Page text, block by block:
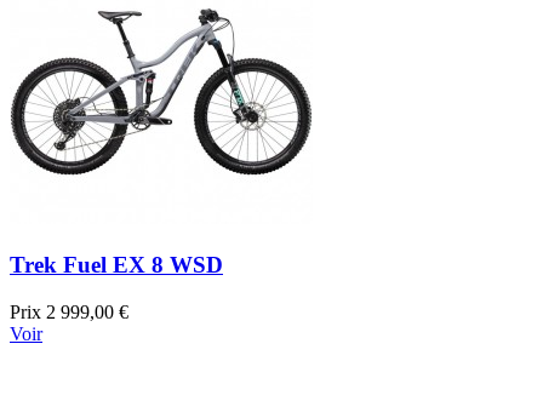
Trek Fuel EX 8 WSD
Prix 2 999,00 €
Voir